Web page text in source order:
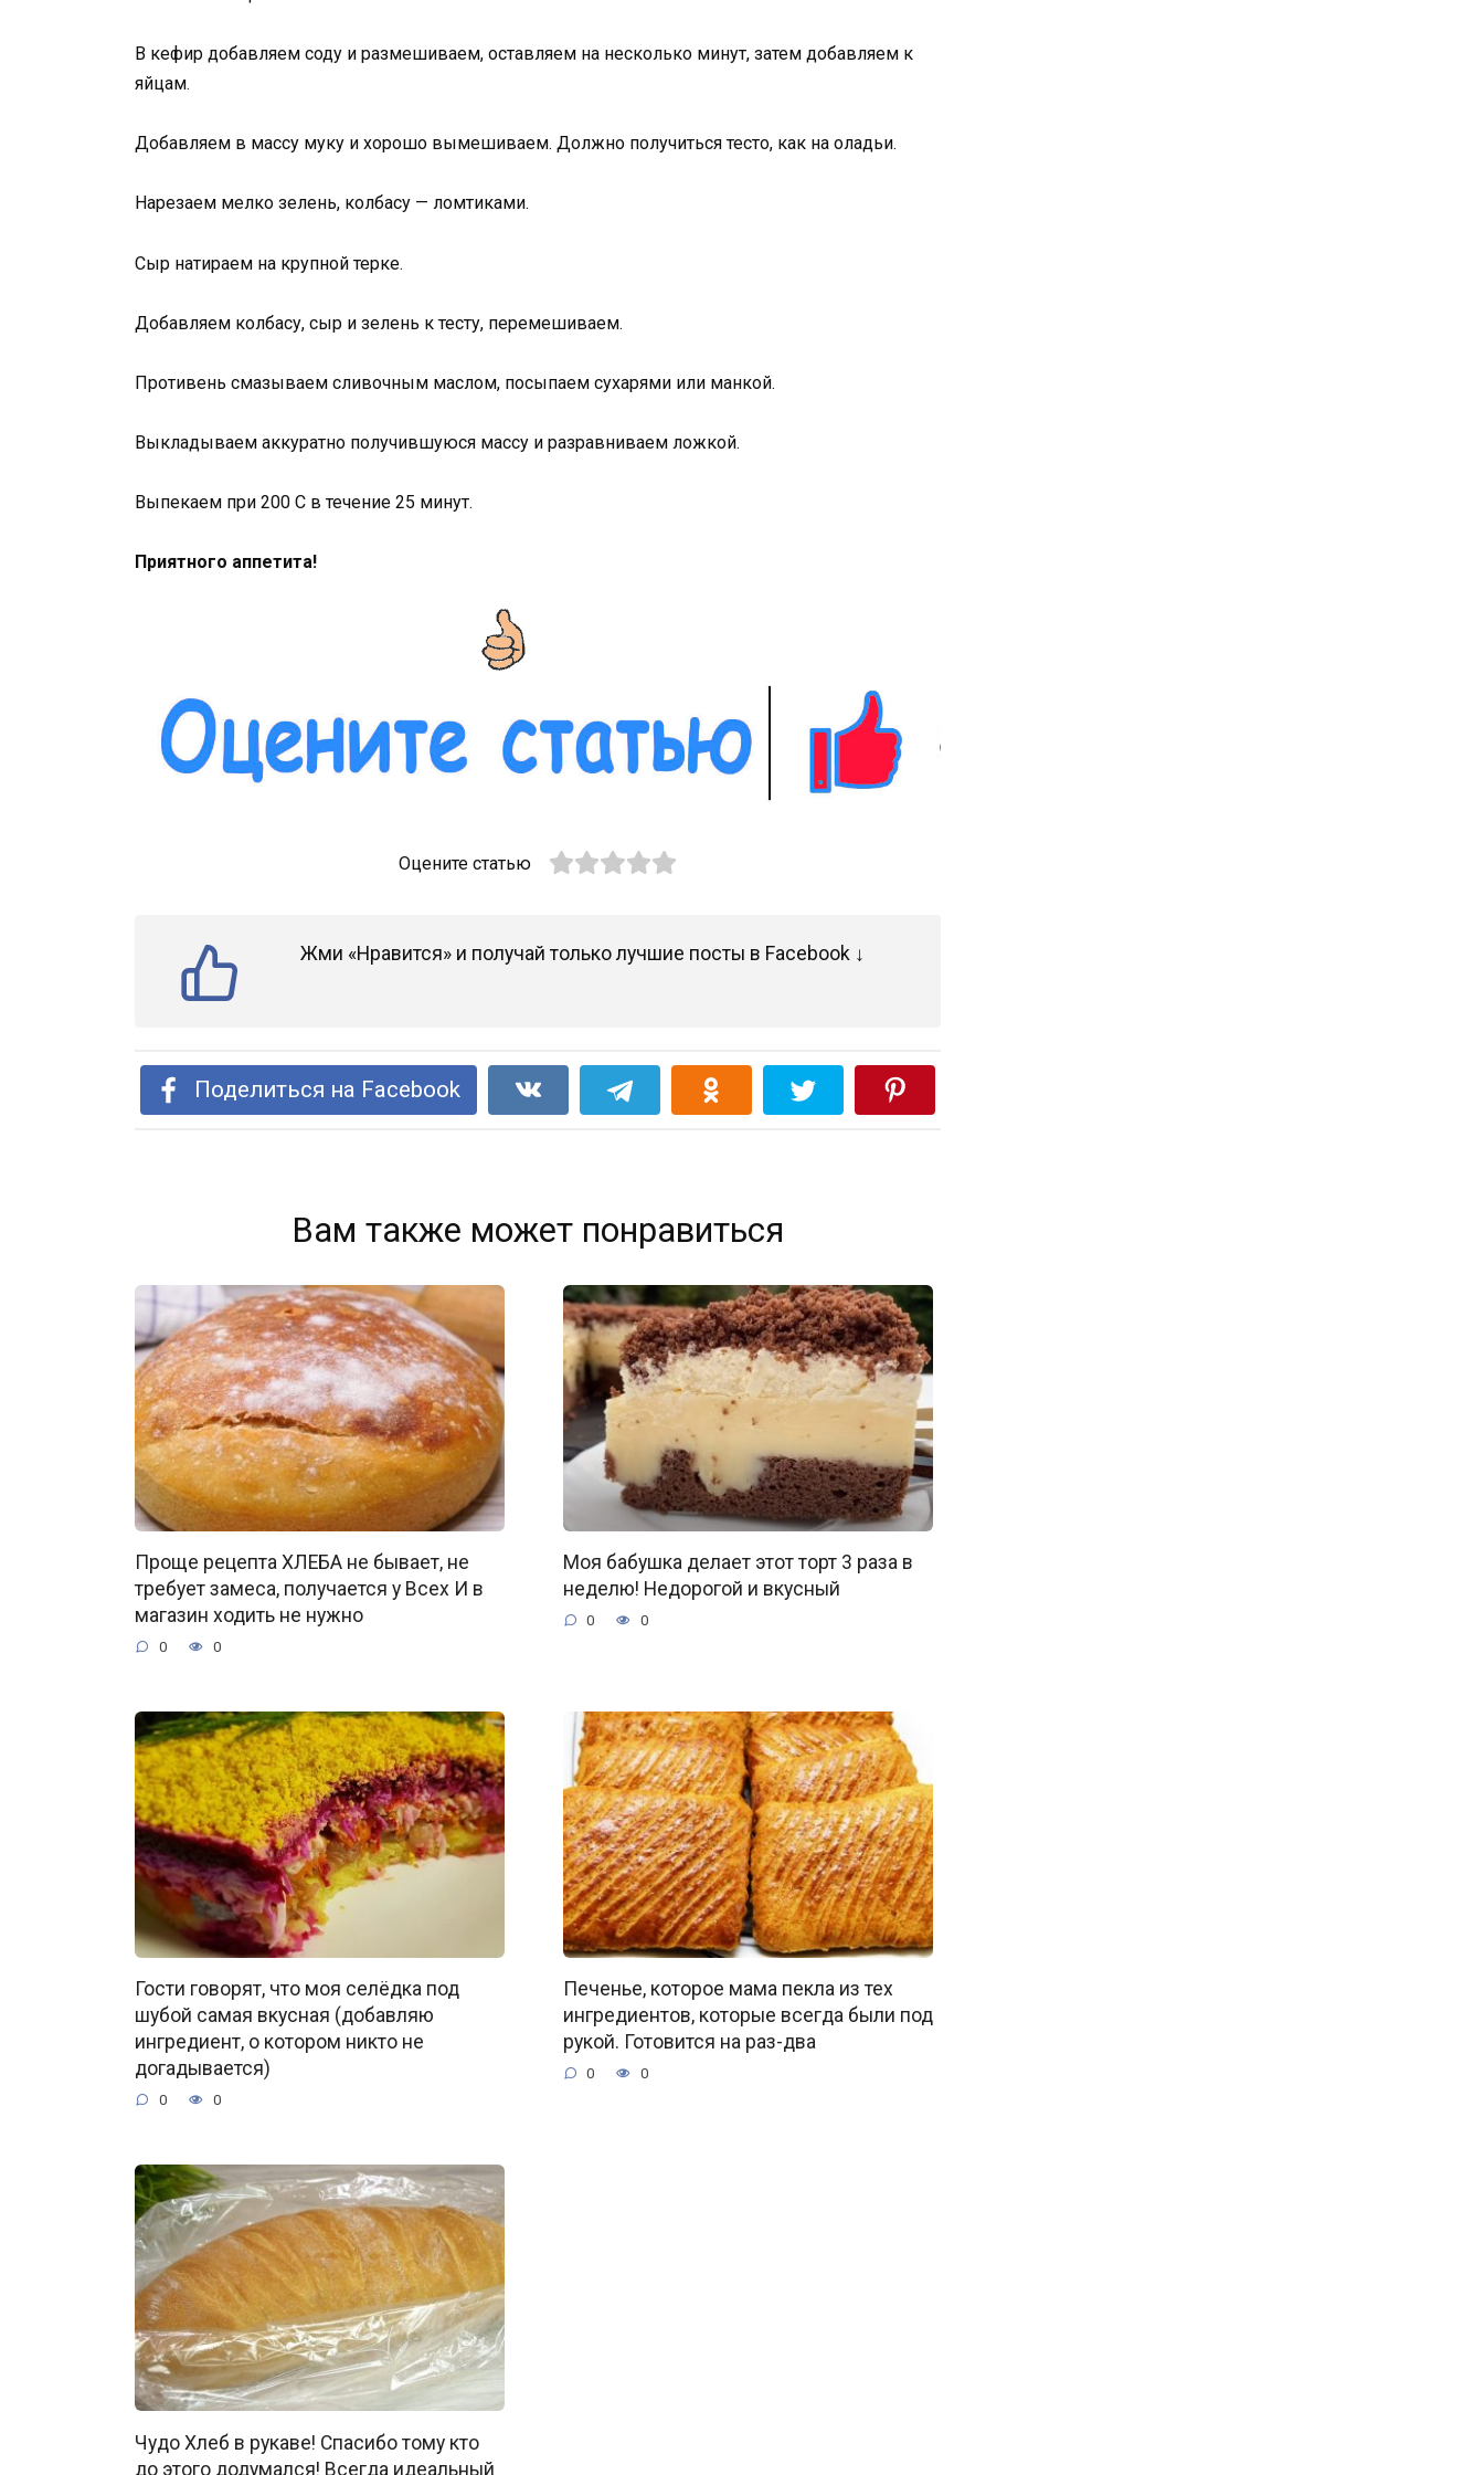
В кефир добавляем соду и размешиваем, оставляем на несколько минут, затем добавляем к
яйцам.
Добавляем в массу муку и хорошо вымешиваем. Должно получиться тесто, как на оладьи.
Нарезаем мелко зелень, колбасу — ломтиками.
Сыр натираем на крупной терке.
Добавляем колбасу, сыр и зелень к тесту, перемешиваем.
Противень смазываем сливочным маслом, посыпаем сухарями или манкой.
Выкладываем аккуратно получившуюся массу и разравниваем ложкой.
Выпекаем при 200 С в течение 25 минут.
Приятного аппетита!
Оцените статью
Жми «Нравится» и получай только лучшие посты в Facebook ↓
Поделиться на Facebook
Вам также может понравиться
Проще рецепта ХЛЕБА не бывает, не
требует замеса, получается у Всех И в
магазин ходить не нужно
0 0
Моя бабушка делает этот торт 3 раза в
неделю! Недорогой и вкусный
0 0
Гости говорят, что моя селёдка под
шубой самая вкусная (добавляю
ингредиент, о котором никто не
догадывается)
0 0
Печенье, которое мама пекла из тех
ингредиентов, которые всегда были под
рукой. Готовится на раз-два
0 0
Чудо Хлеб в рукаве! Спасибо тому кто
до этого додумался! Всегда идеальный